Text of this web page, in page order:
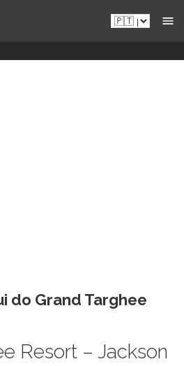
do Grand Targhee
Resort – Jackson